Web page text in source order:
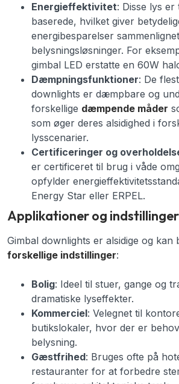
Energieffektivitet: Disse lys er
baserede, hvilket giver
energibesparelser
belysningsløsninger. For
gimbal LED erstatte en 60W
Dæmpningsfunktioner: De
downlights er dæmpbare og
forskellige dæmpende måder
som øger deres alsidighed i
lysscenarier.
Certificeringer og
er certificeret til brug i våde
opfylder
Energy Star eller ERPEL.
Applikationer og indstillinger
Gimbal downlights er alsidige og kan
forskellige indstillinger:
Bolig: Ideel til stuer, gange og
dramatiske lyseffekter.
Kommerciel: Velegnet til
butikslokaler, hvor der er
belysning.
Gæstfrihed: Bruges ofte på
restauranter for at forbedre